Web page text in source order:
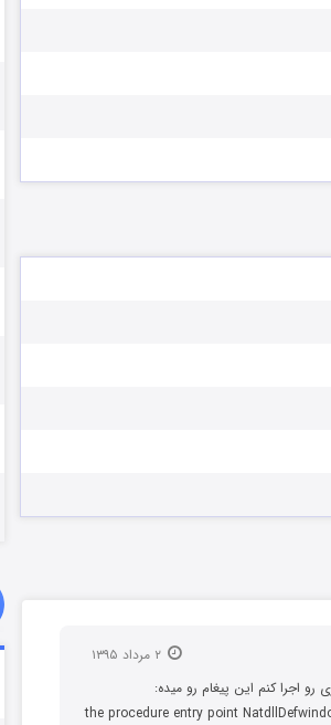
اجرا کنم این پیغام رو میده:
the procedure entry point